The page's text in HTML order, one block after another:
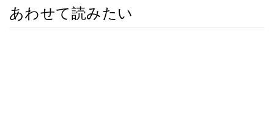
あわせて読みたい